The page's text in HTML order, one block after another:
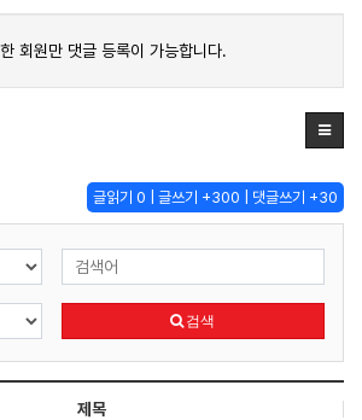
회원만 댓글 등록이 가능합니다.
글읽기 0 | 글쓰기 +300 | 댓글쓰기 +30
검색
제목